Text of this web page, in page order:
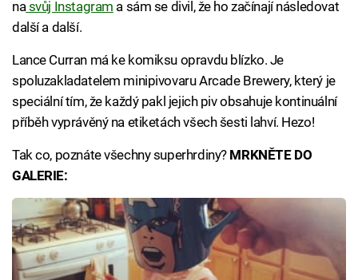
nasvůj Instagram a sám se divil, že ho začínají následovat
další a další.
Lance Curran má ke komiksu opravdu blízko. Je
spoluzakladatelem minipivovaru Arcade Brewery, který je
speciální tím, že každý pakl jejich piv obsahuje kontinuální
příběh vyprávěný na etiketách všech šesti lahví. Hezo!
Tak co, poznáte všechny superhrdiny? MRKNĚTE DO
GALERIE: